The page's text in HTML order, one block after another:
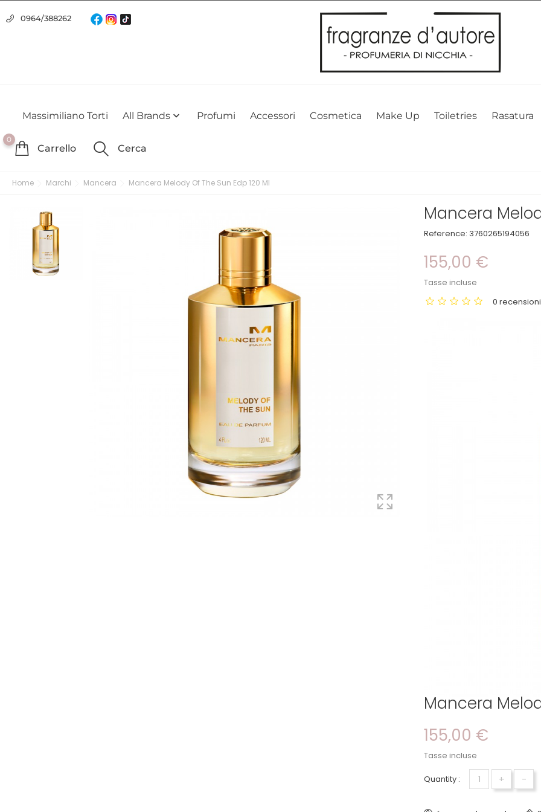
Usiamo i cookie
Utilizziamo i cookie per offrirti la migliore esperienza possibile sul nostro sito web. Cliccando su OK, acconsenti alla nostra politica
0964/388262
Massimiliano Torti All Brands  Profumi Accessori Cosmetica Make Up Toiletries Rasatura
0
Carrello Cerca
Home Marchi Mancera Mancera Melody Of The Sun Edp 120 Ml
Mancera
Reference: 3760265194056
155,00 €
Tasse incluse
0
Mancera
155,00 €
Tasse incluse
Quantity : + -